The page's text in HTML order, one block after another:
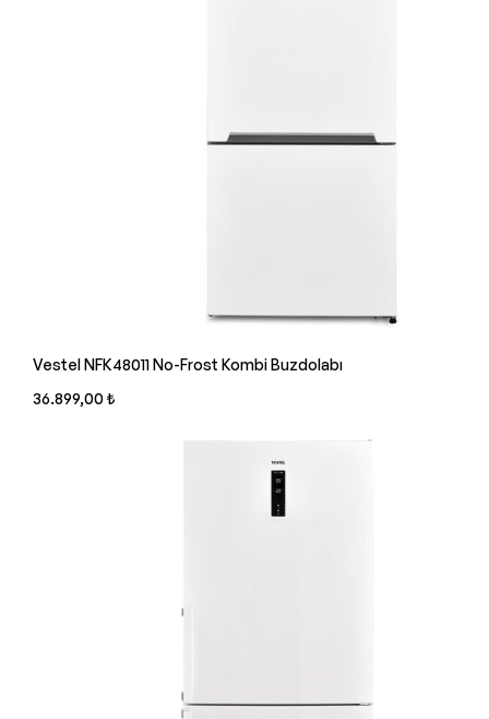
Vestel NFK48011 No-Frost Kombi Buzdolabı
36.899,00 ₺